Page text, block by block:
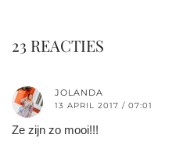
23 REACTIES
JOLANDA
13 APRIL 2017 / 07:01
Ze zijn zo mooi!!!